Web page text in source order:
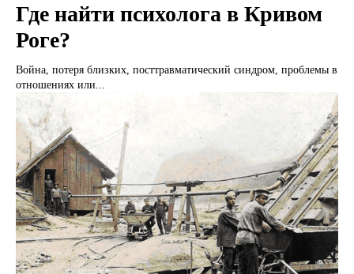
Где найти психолога в Кривом
Роге?
Война, потеря близких, посттравматический синдром, проблемы в
отношениях или...